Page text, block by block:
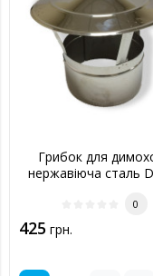
Грибок для
нержавіюча сталь
0
425 грн.